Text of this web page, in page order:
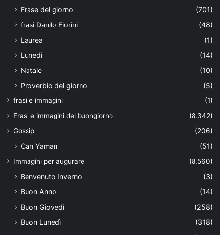
Frase del giorno
(701)
frasi Danilo Fiorini
(48)
Laurea
(1)
Lunedì
(14)
Natale
(10)
Proverbio del giorno
(5)
frasi e immagini
(1)
Frasi e immagini del buongiorno
(8.342)
Gossip
(206)
Can Yaman (51)
Immagini per augurare (8.560)
Benvenuto Inverno
(3)
Buon Anno
(14)
Buon Giovedì
(258)
Buon Lunedì
(318)